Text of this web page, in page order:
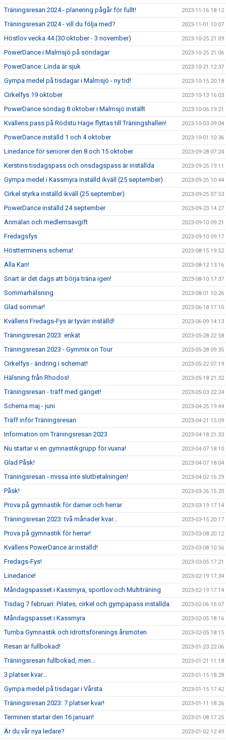
Träningsresan 2024 - planering pågår för fullt! 2023-11-16 18:12
Träningsresan 2024 - vill du följa med? 2023-11-01 10:07
Höstlov vecka 44 (30 oktober - 3 november) 2023-10-25 21:09
PowerDance i Malmsjö på söndagar 2023-10-25 21:06
PowerDance: Linda är sjuk 2023-10-21 12:37
Gympa medel på tisdagar i Malmsjö - ny tid! 2023-10-15 20:18
Cirkelfys 19 oktober 2023-10-13 16:03
PowerDance söndag 8 oktober i Malmsjö inställt 2023-10-06 19:21
Kvällens pass på Rödstu Hage flyttas till Träningshallen! 2023-10-03 09:04
PowerDance inställd 1 och 4 oktober 2023-10-01 10:36
Linedance för seniorer den 8 och 15 oktober 2023-09-28 07:24
Kerstins tisdagspass och onsdagspass är inställda 2023-09-25 19:11
Gympa medel i Kassmyra inställd ikväll (25 september) 2023-09-25 10:44
Cirkel styrka inställd ikväll (25 september) 2023-09-25 07:53
PowerDance inställd 24 september 2023-09-23 14:27
Anmälan och medlemsavgift 2023-09-10 09:21
Fredagsfys 2023-09-10 09:17
Höstterminens schema! 2023-08-15 19:52
Alla Kan! 2023-08-12 13:16
Snart är det dags att börja träna igen! 2023-08-10 17:37
Sommarhälsning 2023-08-01 10:26
Glad sommar! 2023-06-18 17:10
Kvällens Fredags-Fys är tyvärr inställd! 2023-06-09 14:13
Träningsresan 2023: enkät 2023-05-28 22:58
Träningsresan 2023 - Gymmix on Tour 2023-05-28 09:35
Cirkelfys - ändring i schemat! 2023-05-22 07:19
Hälsning från Rhodos! 2023-05-18 21:32
Träningsresan - träff med gänget! 2023-05-03 22:24
Schema maj - juni 2023-04-25 19:44
Träff inför Träningsresan 2023-04-21 15:09
Information om Träningsresan 2023 2023-04-18 21:33
Nu startar vi en gymnastikgrupp för vuxna! 2023-04-07 18:10
Glad Påsk! 2023-04-07 18:04
Träningsresan - missa inte slutbetalningen! 2023-04-02 16:29
Påsk! 2023-03-26 15:20
Prova på gymnastik för damer och herrar 2023-03-19 17:14
Träningsresan 2023: två månader kvar… 2023-03-15 20:17
Prova på gymnastik för herrar! 2023-03-08 20:12
Kvällens PowerDance är inställd! 2023-03-08 10:56
Fredags-Fys! 2023-03-05 17:21
Linedance! 2023-02-19 17:34
Måndagspasset i Kassmyra, sportlov och Multiträning 2023-02-19 17:14
Tisdag 7 februari: Pilates, cirkel och gympapass inställda. 2023-02-06 15:07
Måndagspasset i Kassmyra 2023-02-05 18:16
Tumba Gymnastik och Idrottsförenings årsmöten 2023-02-05 18:15
Resan är fullbokad! 2023-01-23 22:06
Träningsresan fullbokad, men... 2023-01-21 11:18
3 platser kvar... 2023-01-15 18:28
Gympa medel på tisdagar i Vårsta 2023-01-15 17:42
Träningsresan 2023: 7 platser kvar! 2023-01-11 18:26
Terminen startar den 16 januari! 2023-01-08 17:25
Är du vår nya ledare? 2023-01-02 12:49